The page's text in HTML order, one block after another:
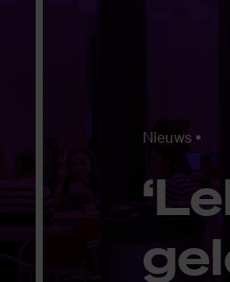
Nieuws